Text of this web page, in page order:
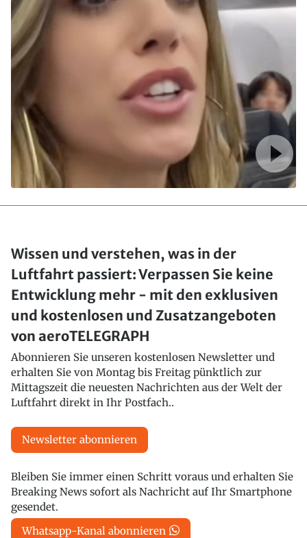
Wissen und verstehen, was in der
Luftfahrt passiert: Verpassen Sie keine
Entwicklung mehr - mit den exklusiven
und kostenlosen und Zusatzangeboten
von aeroTELEGRAPH
Abonnieren Sie unseren kostenlosen Newsletter und
erhalten Sie von Montag bis Freitag pünktlich zur
Mittagszeit die neuesten Nachrichten aus der Welt der
Luftfahrt direkt in Ihr Postfach..
Newsletter abonnieren
Bleiben Sie immer einen Schritt voraus und erhalten Sie
Breaking News sofort als Nachricht auf Ihr Smartphone
gesendet.
Whatsapp-Kanal abonnieren